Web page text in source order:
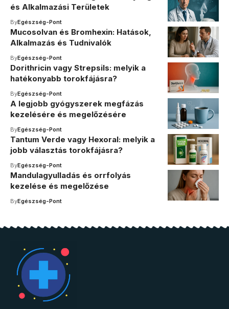
és Alkalmazási Területek
ByEgészség-Pont
Mucosolvan és Bromhexin: Hatások,
Alkalmazás és Tudnivalók
ByEgészség-Pont
Dorithricin vagy Strepsils: melyik a
hatékonyabb torokfájásra?
ByEgészség-Pont
A legjobb gyógyszerek megfázás
kezelésére és megelőzésére
ByEgészség-Pont
Tantum Verde vagy Hexoral: melyik a
jobb választás torokfájásra?
ByEgészség-Pont
Mandulagyulladás és orrfolyás
kezelése és megelőzése
ByEgészség-Pont